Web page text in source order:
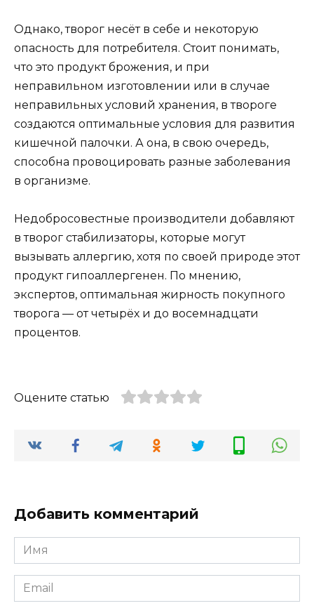
Однако, творог несёт в себе и некоторую
опасность для потребителя. Стоит понимать,
что это продукт брожения, и при
неправильном изготовлении или в случае
неправильных условий хранения, в твороге
создаются оптимальные условия для развития
кишечной палочки. А она, в свою очередь,
способна провоцировать разные заболевания
в организме.
Недобросовестные производители добавляют
в творог стабилизаторы, которые могут
вызывать аллергию, хотя по своей природе этот
продукт гипоаллергенен. По мнению,
экспертов, оптимальная жирность покупного
творога — от четырёх и до восемнадцати
процентов.
Оцените статью
Добавить комментарий
Имя
*
Email
*